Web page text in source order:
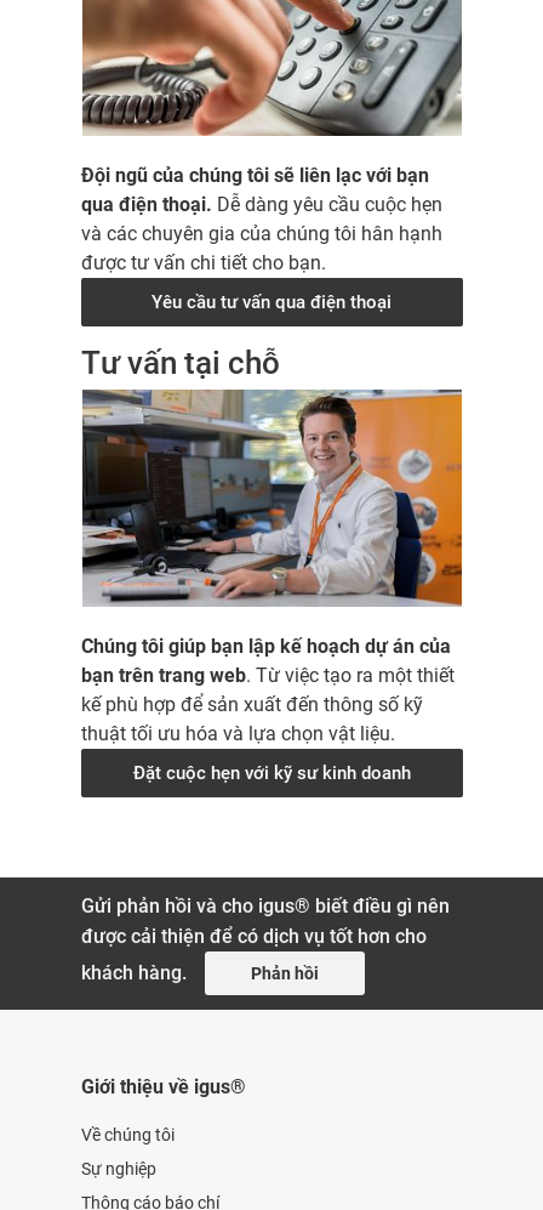
Đội ngũ của chúng tôi sẽ liên lạc với bạn
qua điện thoại. Dễ dàng yêu cầu cuộc hẹn
và các chuyên gia của chúng tôi hân hạnh
được tư vấn chi tiết cho bạn.
Yêu cầu tư vấn qua điện thoại
Tư vấn tại chỗ
Chúng tôi giúp bạn lập kế hoạch dự án của
bạn trên trang web. Từ việc tạo ra một thiết
kế phù hợp để sản xuất đến thông số kỹ
thuật tối ưu hóa và lựa chọn vật liệu.
Đặt cuộc hẹn với kỹ sư kinh doanh
Gửi phản hồi và cho igus® biết điều gì nên
được cải thiện để có dịch vụ tốt hơn cho
khách hàng.
Phản hồi
Giới thiệu về igus®
Về chúng tôi
Sự nghiệp
Thông cáo báo chí